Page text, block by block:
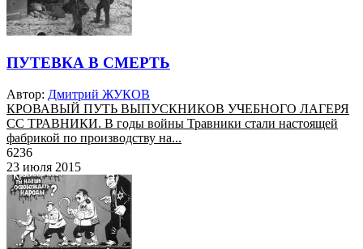
ПУТЕВКА В СМЕРТЬ
Автор: Дмитрий ЖУКОВ
КРОВАВЫЙ ПУТЬ ВЫПУСКНИКОВ УЧЕБНОГО ЛАГЕРЯ
СС ТРАВНИКИ. В годы войны Травники стали настоящей
фабрикой по производству на...
6236
23 июля 2015